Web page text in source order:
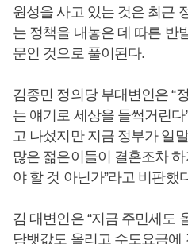
원성을 사고 있는 것은 최근
는 정책을 내놓은 데 따른 반
문인 것으로 풀이된다.
김종민 정의당 부대변인은 “
는 얘기로 세상을 들썩거린
고 나섰지만 지금 정부가 일
많은 젊은이들이 결혼조차
야 할 것 아닌가”라고 비판했
김 대변인은 “지금 주민세도
담뱃값도 올리고 수도요금